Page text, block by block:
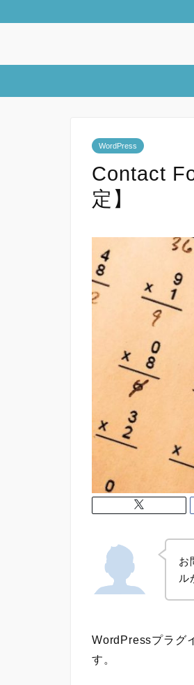
WordPress
Contact
定】
お
ル
WordPressプラグ
す。